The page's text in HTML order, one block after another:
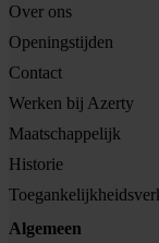
Over ons
Openingstijden
Contact
Werken bij Azerty
Maatschappelijk
Historie
Algemeen